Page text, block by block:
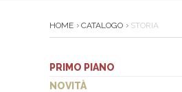
HOME CATALOGO STORIA
PRIMO PIANO
NOVITÀ